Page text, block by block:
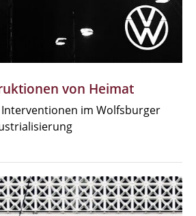
von Heimat
im Wolfsburger